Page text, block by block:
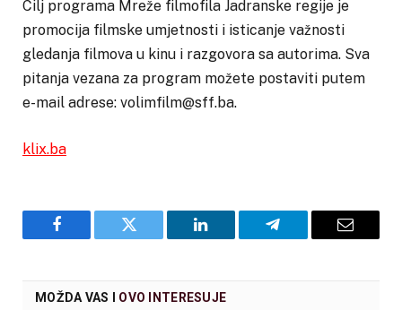
Cilj programa Mreže filmofila Jadranske regije je
promocija filmske umjetnosti i isticanje važnosti
gledanja filmova u kinu i razgovora sa autorima. Sva
pitanja vezana za program možete postaviti putem
e-mail adrese: volimfilm@sff.ba.
klix.ba
Facebook Twitter LinkedIn Telegram Email
MOŽDA VAS I OVO INTERESUJE